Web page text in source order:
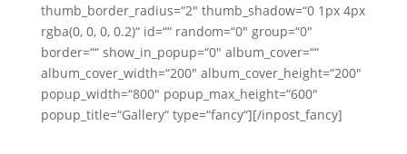
thumb_border_radius=“2″ thumb_shadow=“0 1px 4px
rgba(0, 0, 0, 0.2)“ id=““ random=“0″ group=“0″
border=““ show_in_popup=“0″ album_cover=““
album_cover_width=“200″ album_cover_height=“200″
popup_width=“800″ popup_max_height=“600″
popup_title=“Gallery“ type=“fancy“][/inpost_fancy]